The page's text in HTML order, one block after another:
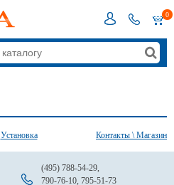
0
Установка Контакты \ Магазин
(495) 788-54-29,
790-76-10, 795-51-73